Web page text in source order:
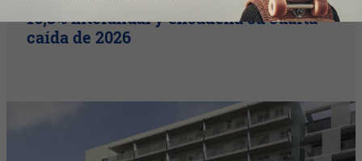
16,3% interanual y encadena su cuarta
caída de 2026